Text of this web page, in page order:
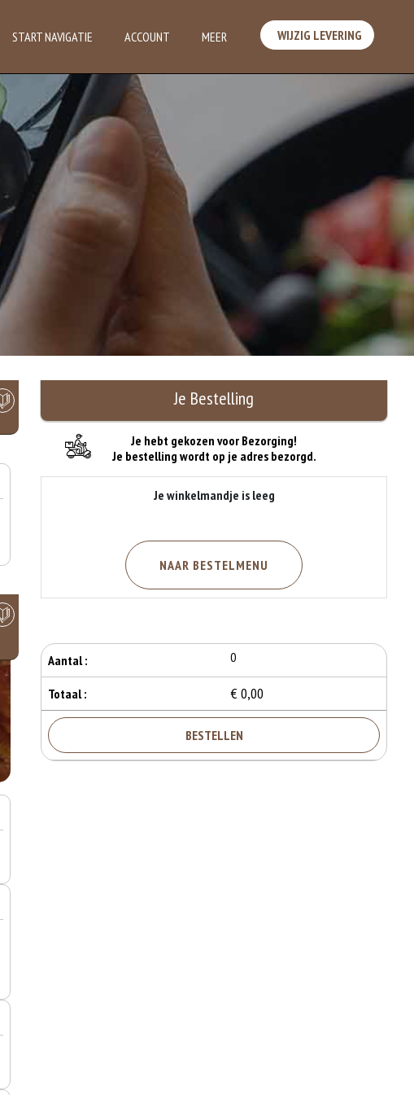
START NAVIGATIE ACCOUNT MEER WIJZIG LEVERING
Je hebt gekozen voor Bezorging!
Je bestelling wordt op je adres bezorgd.
Je winkelmandje is leeg
NAAR BESTELMENU
Aantal : 0
Totaal : € 0,00
BESTELLEN
Je Bestelling